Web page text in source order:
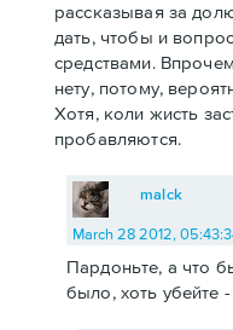
рассказывая за
дать, чтобы и
средствами.
нету, потому,
Хотя, коли жисть
пробавляются.
malck
March 28 2012,
Пардоньте, а что
было, хоть убейте